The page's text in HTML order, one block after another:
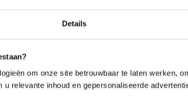
Details
om onze site betrouwbaar te laten werken,
relevante inhoud en gepersonaliseerde
Het is misschien niet de meest voor de hand
leven op een kleurrijke manier, met op elke
elke dag opnieuw.